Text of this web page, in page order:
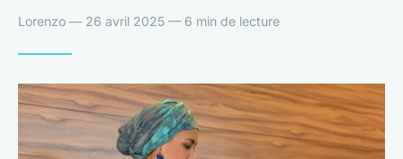
Lorenzo — 26 avril 2025 — 6 min de lecture